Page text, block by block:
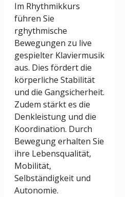
Im Rhythmikkurs
führen Sie
rghythmische
Bewegungen zu live
gespielter Klaviermusik
aus. Dies fördert die
körperliche Stabilität
und die Gangsicherheit.
Zudem stärkt es die
Denkleistung und die
Koordination. Durch
Bewegung erhalten Sie
ihre Lebensqualität,
Mobilität,
Selbständigkeit und
Autonomie.